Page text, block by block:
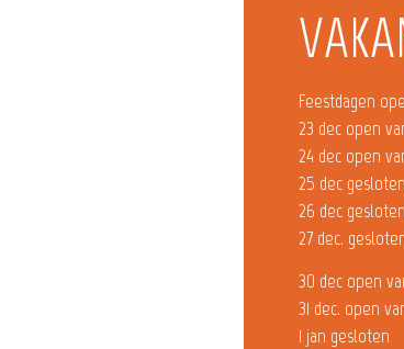
Feestdagen
23 dec open
24 dec open
25 dec gesloten
26 dec gesloten
27 dec.
30 dec open
31 dec. open
1 jan gesloten